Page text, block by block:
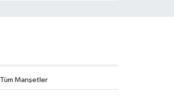
Tüm Manşetler